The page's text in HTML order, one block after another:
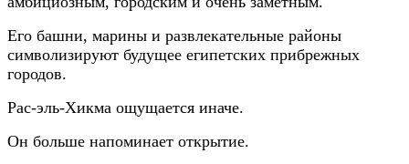
Его башни, марины и развлекательные районы
символизируют будущее египетских прибрежных
городов.
Рас-эль-Хикма ощущается иначе.
Он больше напоминает открытие.